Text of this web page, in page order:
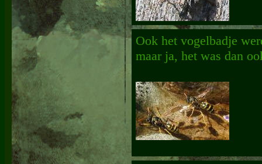
Ook het vogelbadje
maar ja, het was dan